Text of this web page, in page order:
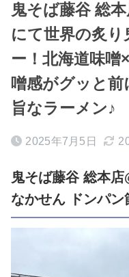
鬼そば藤谷 総
にて世界の炙
ー！北海道味噌
噌感がグッと
旨なラーメン♪
2025年7月5日
鬼そば藤谷 総本
なかせん ドンパン